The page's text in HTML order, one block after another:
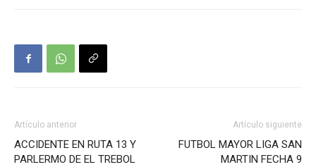
Artículo anterior
ACCIDENTE EN RUTA 13 Y
PARLERMO DE EL TREBOL
Artículo siguiente
FUTBOL MAYOR LIGA SAN
MARTIN FECHA 9